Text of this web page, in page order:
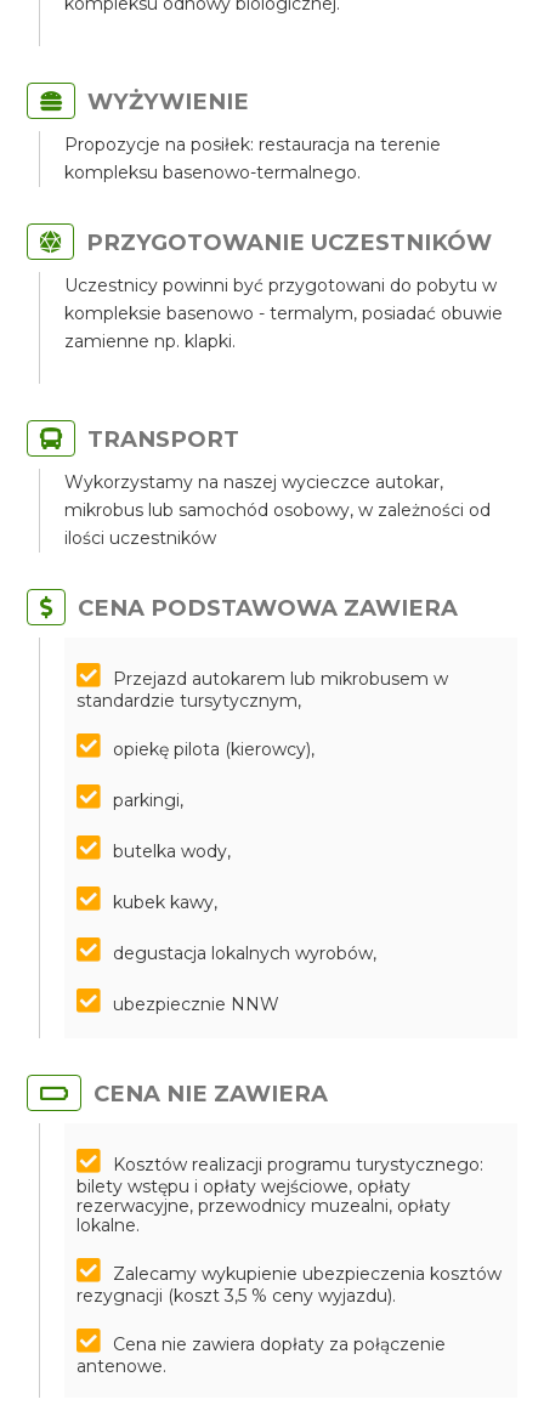
WYŻYWIENIE
Propozycje na posiłek: restauracja na terenie
kompleksu basenowo-termalnego.
PRZYGOTOWANIE UCZESTNIKÓW
Uczestnicy powinni być przygotowani do pobytu w
kompleksie basenowo - termalym, posiadać obuwie
zamienne np. klapki.
TRANSPORT
Wykorzystamy na naszej wycieczce autokar,
mikrobus lub samochód osobowy, w zależności od
ilości uczestników
CENA PODSTAWOWA ZAWIERA
Przejazd autokarem lub mikrobusem w
standardzie tursytycznym,
opiekę pilota (kierowcy),
parkingi,
butelka wody,
kubek kawy,
degustacja lokalnych wyrobów,
ubezpiecznie NNW
CENA NIE ZAWIERA
Kosztów realizacji programu turystycznego:
bilety wstępu i opłaty wejściowe, opłaty
rezerwacyjne, przewodnicy muzealni, opłaty
lokalne.
Zalecamy wykupienie ubezpieczenia kosztów
rezygnacji (koszt 3,5 % ceny wyjazdu).
Cena nie zawiera dopłaty za połączenie
antenowe.